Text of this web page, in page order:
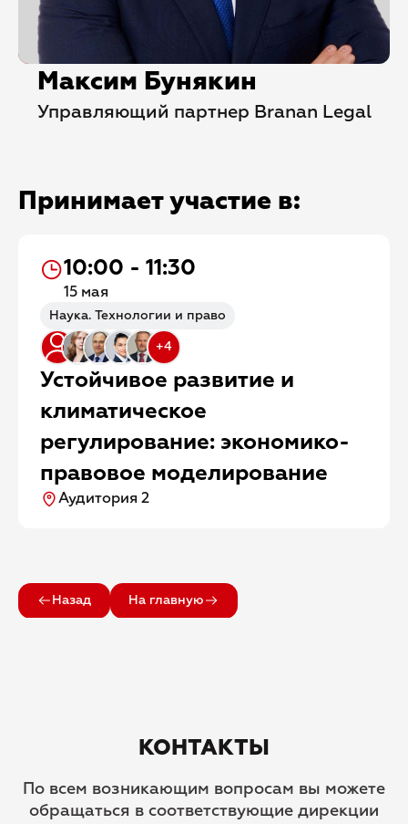
Максим Бунякин
Управляющий партнер Branan Legal
Принимает участие в:
10:00 - 11:30
15 мая
Наука. Технологии и право
+4
Устойчивое развитие и
климатическое
регулирование: экономико-
правовое моделирование
Аудитория 2
Назад На главную
КОНТАКТЫ
По всем возникающим вопросам вы можете
обращаться в соответствующие дирекции